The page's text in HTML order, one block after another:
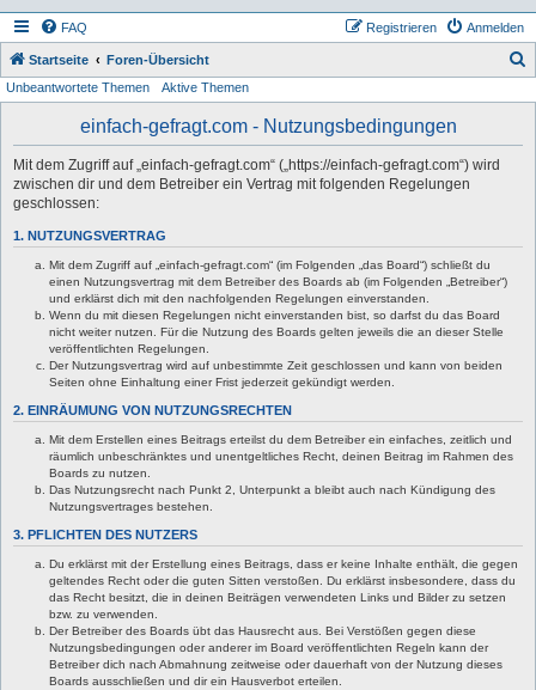
FAQ Anmelden
Registrieren
Startseite Foren-Übersicht
Unbeantwortete Themen Aktive Themen
einfach-gefragt.com - Nutzungsbedingungen
Mit dem Zugriff auf „einfach-gefragt.com“ („https://einfach-gefragt.com“) wird
zwischen dir und dem Betreiber ein Vertrag mit folgenden Regelungen
geschlossen:
1. NUTZUNGSVERTRAG
Mit dem Zugriff auf „einfach-gefragt.com“ (im Folgenden „das Board“) schließt du
einen Nutzungsvertrag mit dem Betreiber des Boards ab (im Folgenden „Betreiber“)
und erklärst dich mit den nachfolgenden Regelungen einverstanden.
Wenn du mit diesen Regelungen nicht einverstanden bist, so darfst du das Board
nicht weiter nutzen. Für die Nutzung des Boards gelten jeweils die an dieser Stelle
veröffentlichten Regelungen.
Der Nutzungsvertrag wird auf unbestimmte Zeit geschlossen und kann von beiden
Seiten ohne Einhaltung einer Frist jederzeit gekündigt werden.
2. EINRÄUMUNG VON NUTZUNGSRECHTEN
Mit dem Erstellen eines Beitrags erteilst du dem Betreiber ein einfaches, zeitlich und
räumlich unbeschränktes und unentgeltliches Recht, deinen Beitrag im Rahmen des
Boards zu nutzen.
Das Nutzungsrecht nach Punkt 2, Unterpunkt a bleibt auch nach Kündigung des
Nutzungsvertrages bestehen.
3. PFLICHTEN DES NUTZERS
Du erklärst mit der Erstellung eines Beitrags, dass er keine Inhalte enthält, die gegen
geltendes Recht oder die guten Sitten verstoßen. Du erklärst insbesondere, dass du
das Recht besitzt, die in deinen Beiträgen verwendeten Links und Bilder zu setzen
bzw. zu verwenden.
Der Betreiber des Boards übt das Hausrecht aus. Bei Verstößen gegen diese
Nutzungsbedingungen oder anderer im Board veröffentlichten Regeln kann der
Betreiber dich nach Abmahnung zeitweise oder dauerhaft von der Nutzung dieses
Boards ausschließen und dir ein Hausverbot erteilen.